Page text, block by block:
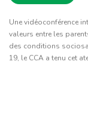
Une vidéoconférence
valeurs entre les
des conditions
19, le CCA a tenu cet